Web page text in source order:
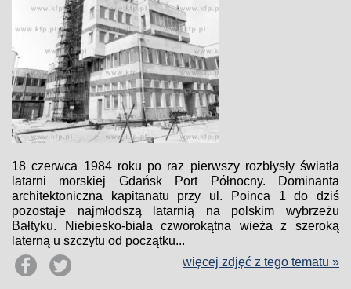
18 czerwca 1984 roku po raz pierwszy rozbłysły światła
latarni morskiej Gdańsk Port Północny. Dominanta
architektoniczna kapitanatu przy ul. Poinca 1 do dziś
pozostaje najmłodszą latarnią na polskim wybrzeżu
Bałtyku. Niebiesko-biała czworokątna wieża z szeroką
laterną u szczytu od początku...
więcej zdjęć z tego tematu »